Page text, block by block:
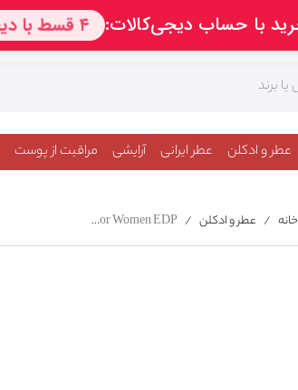
عطر و ادکلن عطر ایرانی آرایشی مراقبت از پوست
خانه / عطر و ادکلن /
Estee Lauder Celadon For Women EDP